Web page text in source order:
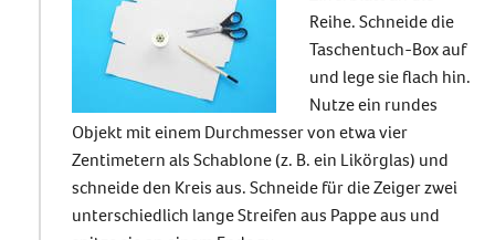
Reihe. Schneide die
Taschentuch-Box auf
und lege sie flach hin.
Nutze ein rundes
Objekt mit einem Durchmesser von etwa vier
Zentimetern als Schablone (z. B. ein Likörglas) und
schneide den Kreis aus. Schneide für die Zeiger zwei
unterschiedlich lange Streifen aus Pappe aus und